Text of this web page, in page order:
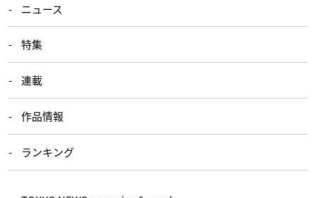
ニュース
特集
連載
作品情報
ランキング